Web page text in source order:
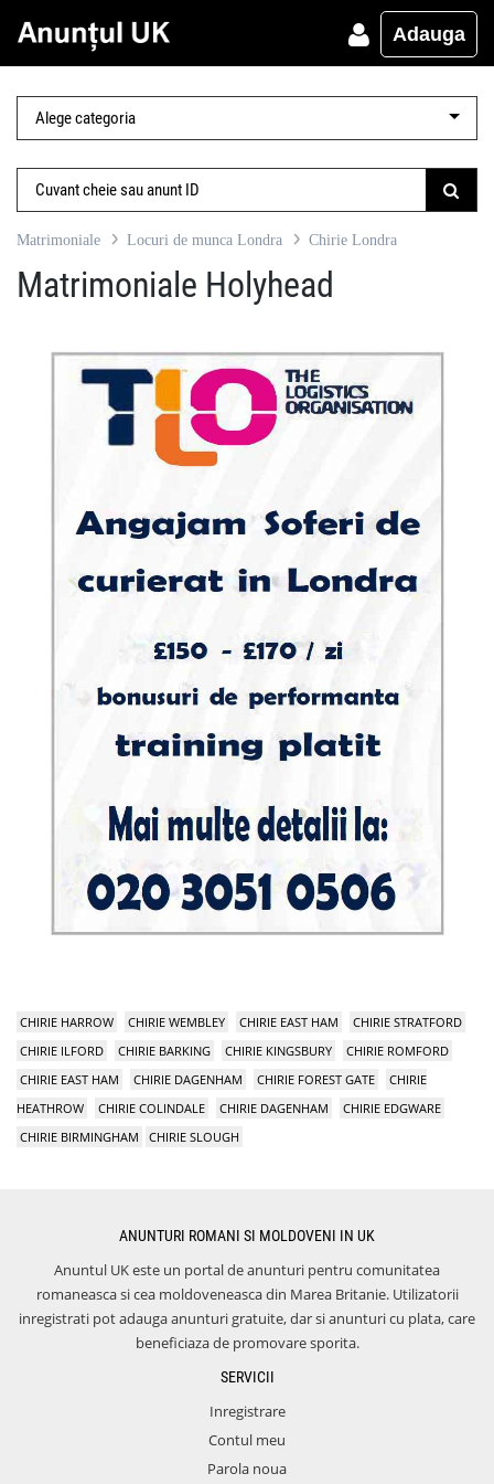
Adauga
Matrimoniale Locuri de munca Londra Chirie Londra
Matrimoniale Holyhead
CHIRIE HARROW CHIRIE WEMBLEY CHIRIE EAST HAM
CHIRIE STRATFORD
CHIRIE ILFORD
CHIRIE BARKING CHIRIE KINGSBURY
CHIRIE ROMFORD
CHIRIE EAST HAM
CHIRIE DAGENHAM CHIRIE FOREST GATE
CHIRIE
HEATHROW
CHIRIE COLINDALE CHIRIE DAGENHAM
CHIRIE EDGWARE
CHIRIE BIRMINGHAM
CHIRIE SLOUGH
ANUNTURI ROMANI SI MOLDOVENI IN UK
Anuntul UK este un portal de anunturi pentru comunitatea
romaneasca si cea moldoveneasca din Marea Britanie. Utilizatorii
inregistrati pot adauga anunturi gratuite, dar si anunturi cu plata, care
beneficiaza de promovare sporita.
SERVICII
Inregistrare
Contul meu
Parola noua